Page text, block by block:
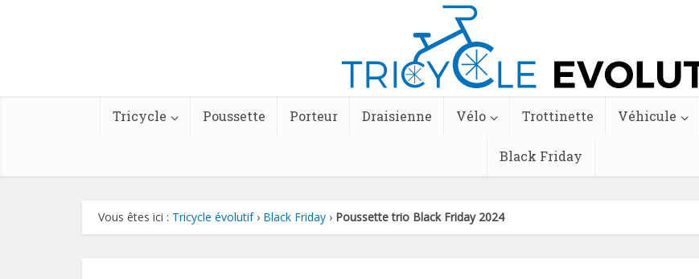
Tricycle Poussette Porteur Draisienne Vélo Trottinette Véhicule
Black Friday
Vous êtes ici : Tricycle évolutif› Black Friday › Poussette trio Black Friday 2024